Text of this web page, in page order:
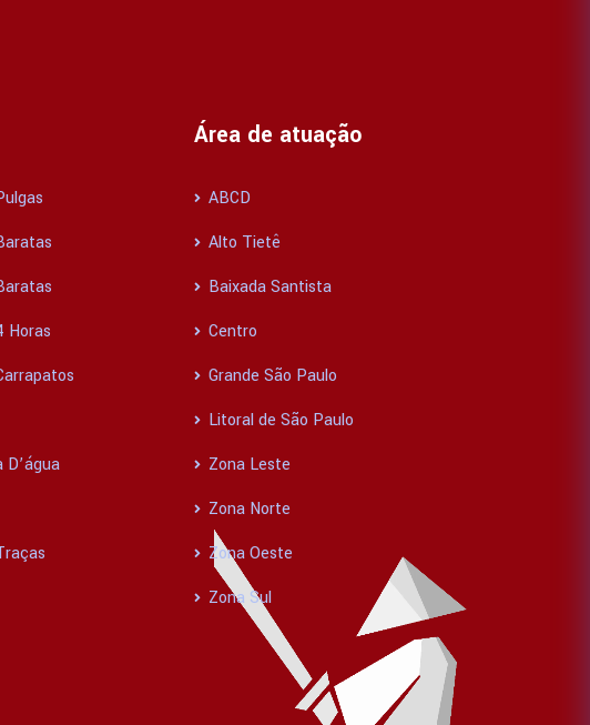
Horas
D’água
Área de atuação
ABCD
Alto Tietê
Baixada Santista
Centro
Grande São Paulo
Litoral de São Paulo
Zona Leste
Zona Norte
Zona Oeste
Zona Sul